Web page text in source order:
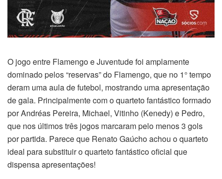
O jogo entre Flamengo e Juventude foi amplamente
dominado pelos “reservas” do Flamengo, que no 1° tempo
deram uma aula de futebol, mostrando uma apresentação
de gala. Principalmente com o quarteto fantástico formado
por Andréas Pereira, Michael, Vitinho (Kenedy) e Pedro,
que nos últimos três jogos marcaram pelo menos 3 gols
por partida. Parece que Renato Gaúcho achou o quarteto
ideal para substituir o quarteto fantástico oficial que
dispensa apresentações!